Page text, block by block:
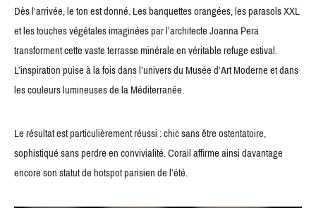
Dès l’arrivée, le ton est donné. Les banquettes orangées, les parasols XXL
et les touches végétales imaginées par l’architecte Joanna Pera
transforment cette vaste terrasse minérale en véritable refuge estival.
L’inspiration puise à la fois dans l’univers du Musée d’Art Moderne et dans
les couleurs lumineuses de la Méditerranée.
Le résultat est particulièrement réussi : chic sans être ostentatoire,
sophistiqué sans perdre en convivialité. Corail affirme ainsi davantage
encore son statut de hotspot parisien de l’été.